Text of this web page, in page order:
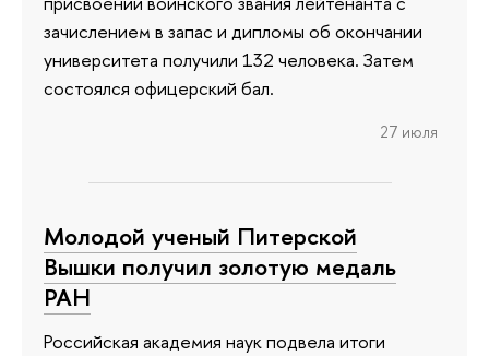
зачислением в запас и дипломы об окончании
университета получили 132 человека. Затем
состоялся офицерский бал.
27 июля
Молодой ученый Питерской
Вышки получил золотую медаль
РАН
Российская академия наук подвела итоги